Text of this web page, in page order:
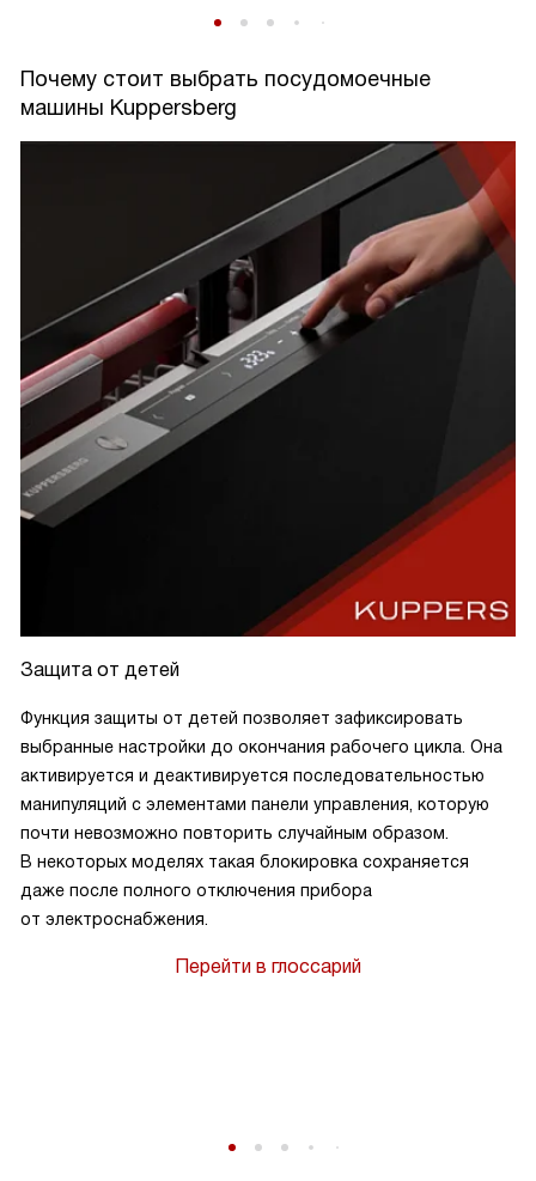
Почему стоит выбрать посудомоечные
машины Kuppersberg
Защита от детей
Функция защиты от детей позволяет зафиксировать
выбранные настройки до окончания рабочего цикла. Она
активируется и деактивируется последовательностью
манипуляций с элементами панели управления, которую
почти невозможно повторить случайным образом.
В некоторых моделях такая блокировка сохраняется
даже после полного отключения прибора
от электроснабжения.
Перейти в глоссарий